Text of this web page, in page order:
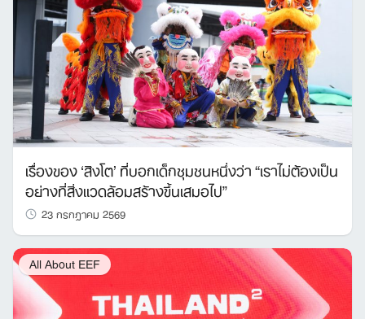
เรื่องของ ‘สิงโต’ ที่บอกเด็กชุมชนหนึ่งว่า “เราไม่ต้องเป็น
อย่างที่สิ่งแวดล้อมสร้างขึ้นเสมอไป”
23 กรกฎาคม 2569
All About EEF